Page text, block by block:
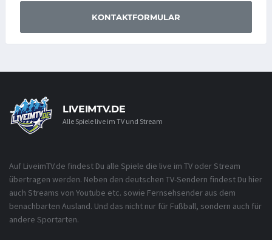
KONTAKTFORMULAR
LIVEIMTV.DE
Alle Spiele live im TV und Stream
Auf LiveimTV.de findest Du alle Spiele die live im TV oder Stream
übertragen werden. Neben den deutschen TV-Sendern findest Du hier
auch Streams von Youtube etc. sowie Fernsehsender aus dem
benachbarten Ausland. Und das nicht nur für Fußball, sondern auch für
andere Sportarten.